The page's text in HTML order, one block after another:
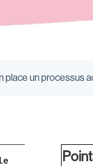
place un processus